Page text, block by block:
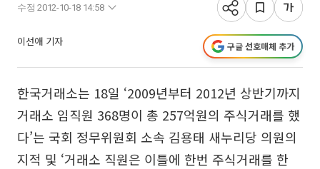
수정 2012-10-18 14:58
이선애 기자 구글 선호매체 추가
한국거래소는 18일 ‘2009년부터 2012년 상반기까지
거래소 임직원 368명이 총 257억원의 주식거래를 했
다’는 국회 정무위원회 소속 김용태 새누리당 의원의
지적 및 ‘거래소 직원은 이틀에 한번 주식거래를 한